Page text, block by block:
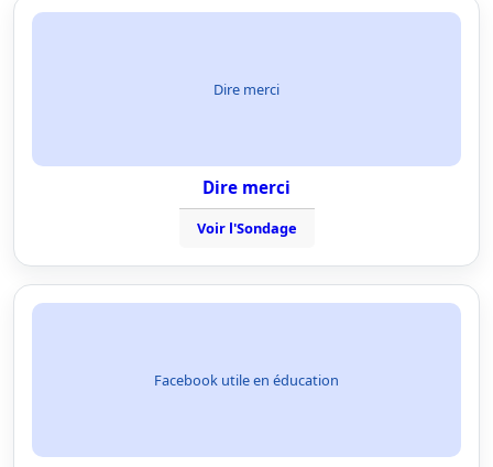
Dire merci
Dire merci
Voir l'Sondage
Facebook utile en éducation